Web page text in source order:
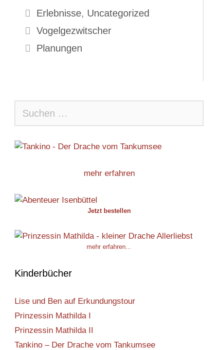
Kategorien
Erlebnisse, Uncategorized
Vogelgezwitscher
Planungen
nach:
mehr erfahren
Jetzt bestellen
mehr erfahren...
Kinderbücher
Lise und Ben auf Erkundungstour
Prinzessin Mathilda I
Prinzessin Mathilda II
Tankino – Der Drache vom Tankumsee